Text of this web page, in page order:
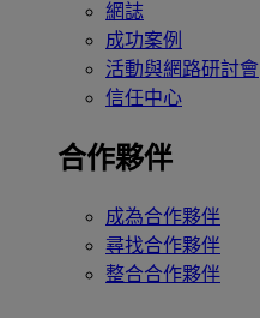
網誌
成功案例
活動與網路研討會
信任中心
合作夥伴
成為合作夥伴
尋找合作夥伴
整合合作夥伴